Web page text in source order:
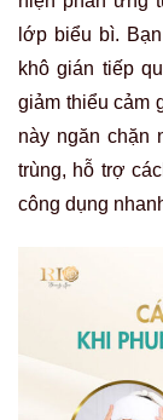
lớp biểu bì.
khô gián tiếp
giảm thiểu cảm
này ngăn chặn
trùng, hỗ trợ
công dụng